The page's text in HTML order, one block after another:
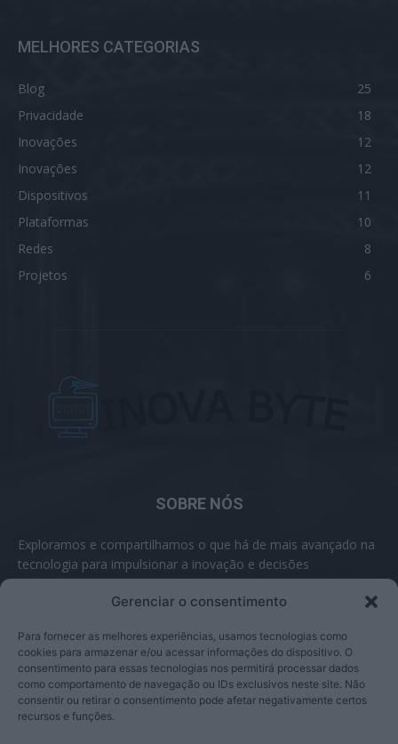
Gerenciar o consentimento
Para fornecer as melhores experiências, usamos tecnologias como
cookies para armazenar e/ou acessar informações do dispositivo. O
consentimento para essas tecnologias nos permitirá processar dados
como comportamento de navegação ou IDs exclusivos neste site. Não
consentir ou retirar o consentimento pode afetar negativamente certos
recursos e funções.
MELHORES CATEGORIAS
Blog
25
Privacidade
18
Inovações
12
Inovações
12
Dispositivos
11
Plataformas
10
Redes
8
Projetos
6
SOBRE NÓS
Exploramos e compartilhamos o que há de mais avançado na
tecnologia para impulsionar a inovação e decisões
inteligentes.
SIGA-NOS